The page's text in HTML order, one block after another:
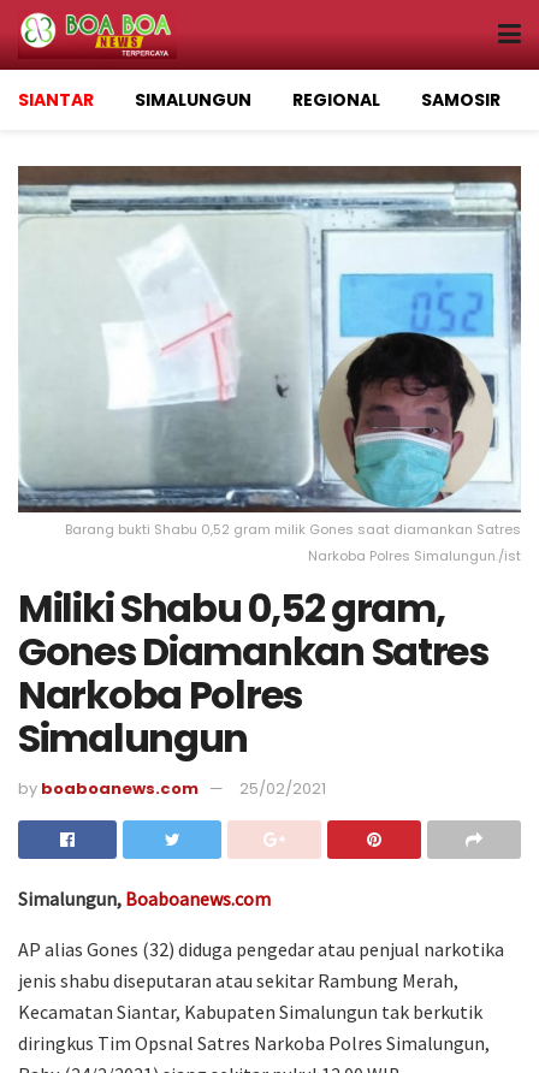
SIANTAR SIMALUNGUN REGIONAL SAMOSIR
Barang bukti Shabu 0,52 gram milik Gones saat diamankan Satres
Narkoba Polres Simalungun./ist
Miliki Shabu 0,52 gram,
Gones Diamankan Satres
Narkoba Polres
Simalungun
by boaboanews.com 25/02/2021
Simalungun, Boaboanews.com
AP alias Gones (32) diduga pengedar atau penjual narkotika
jenis shabu diseputaran atau sekitar Rambung Merah,
Kecamatan Siantar, Kabupaten Simalungun tak berkutik
diringkus Tim Opsnal Satres Narkoba Polres Simalungun,